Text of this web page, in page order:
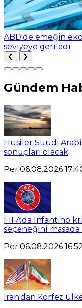
ABD'de emeğin
seviyeye geriledi
❮ ❯
Gündem
Husiler Suudi
sonuçları olacak
Per 06.08.2026
FIFA'da Infantino
seçeneğini
Per 06.08.2026 16:52
İran'dan Körfez